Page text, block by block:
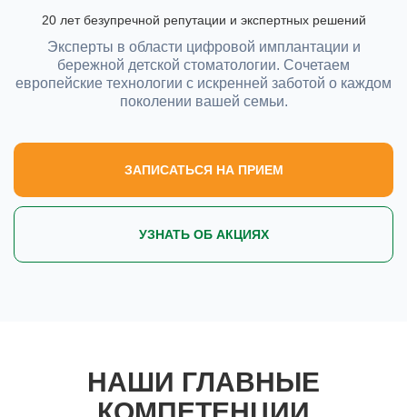
20 лет безупречной репутации и экспертных решений
Эксперты в области цифровой имплантации и
бережной детской стоматологии. Сочетаем
европейские технологии с искренней заботой о каждом
поколении вашей семьи.
ЗАПИСАТЬСЯ НА ПРИЕМ
УЗНАТЬ ОБ АКЦИЯХ
НАШИ ГЛАВНЫЕ